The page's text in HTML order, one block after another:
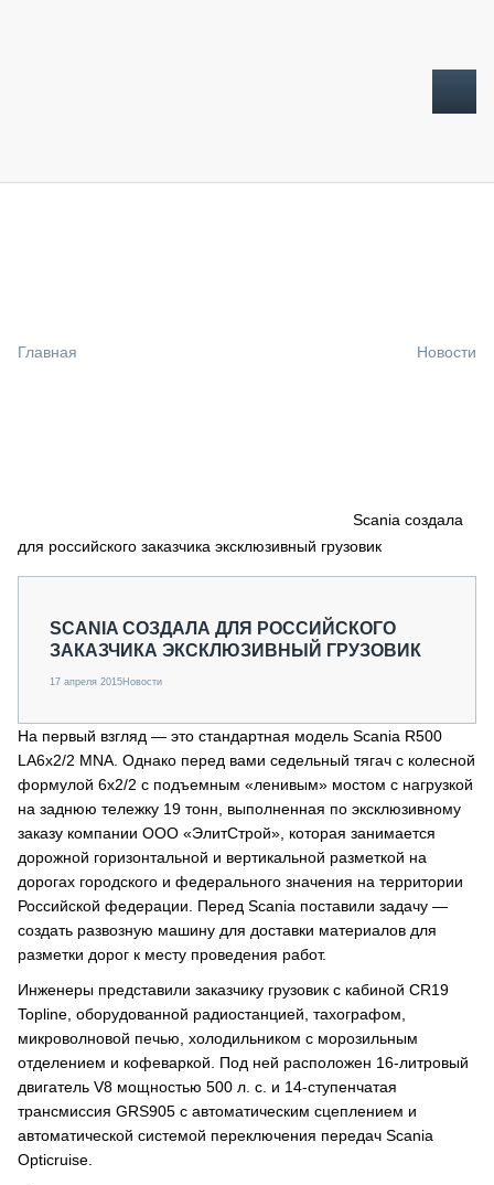
СПЕЦПРОЕКТЫ
О ПРОЕКТЕ
Главная Новости
Scania создала
для российского заказчика эксклюзивный грузовик
SCANIA СОЗДАЛА ДЛЯ РОССИЙСКОГО
ЗАКАЗЧИКА ЭКСКЛЮЗИВНЫЙ ГРУЗОВИК
17 апреля 2015Новости
На первый взгляд — это стандартная модель Scania R500
LA6x2/2 MNA. Однако перед вами седельный тягач с колесной
формулой 6х2/2 с подъемным «ленивым» мостом с нагрузкой
на заднюю тележку 19 тонн, выполненная по эксклюзивному
заказу компании ООО «ЭлитСтрой», которая занимается
дорожной горизонтальной и вертикальной разметкой на
дорогах городского и федерального значения на территории
Российской федерации. Перед Scania поставили задачу —
создать развозную машину для доставки материалов для
разметки дорог к месту проведения работ.
Инженеры представили заказчику грузовик с кабиной CR19
Topline, оборудованной радиостанцией, тахографом,
микроволновой печью, холодильником с морозильным
отделением и кофеваркой. Под ней расположен 16-литровый
двигатель V8 мощностью 500 л. с. и 14-ступенчатая
трансмиссия GRS905 с автоматическим сцеплением и
автоматической системой переключения передач Scania
Opticruise.